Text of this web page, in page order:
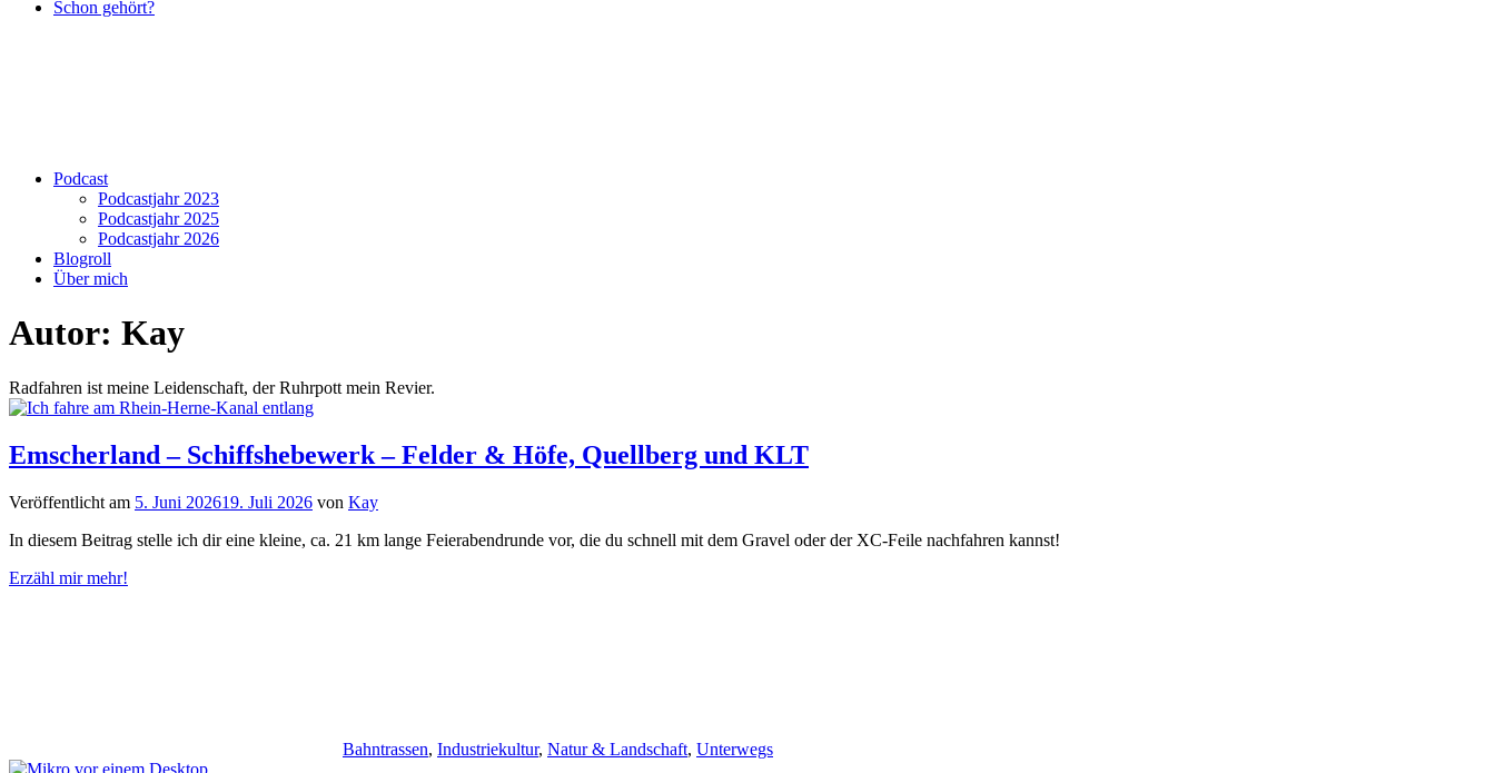
Schon gehört?
Podcast
Podcastjahr 2023
Podcastjahr 2025
Podcastjahr 2026
Blogroll
Über mich
Autor: Kay
Radfahren ist meine Leidenschaft, der Ruhrpott mein Revier.
Emscherland – Schiffshebewerk – Felder & Höfe, Quellberg und KLT
Veröffentlicht am 5. Juni 202619. Juli 2026 von Kay
In diesem Beitrag stelle ich dir eine kleine, ca. 21 km lange Feierabendrunde vor, die du schnell mit dem Gravel oder der XC-Feile nachfahren kannst!
Erzähl mir mehr!
Bahntrassen, Industriekultur, Natur & Landschaft, Unterwegs